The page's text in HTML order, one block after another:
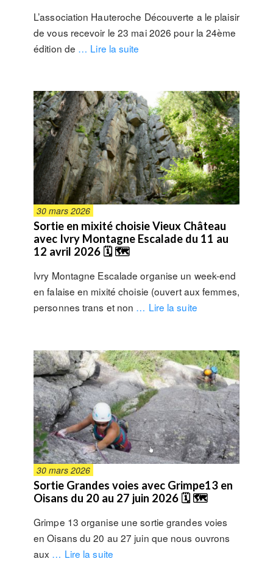
L’association Hauteroche Découverte a le plaisir
de vous recevoir le 23 mai 2026 pour la 24ème
édition de … Lire la suite
30 mars 2026
Sortie en mixité choisie Vieux Château
avec Ivry Montagne Escalade du 11 au
12 avril 2026 🗓 🗺
Ivry Montagne Escalade organise un week-end
en falaise en mixité choisie (ouvert aux femmes,
personnes trans et non … Lire la suite
30 mars 2026
Sortie Grandes voies avec Grimpe13 en
Oisans du 20 au 27 juin 2026 🗓 🗺
Grimpe 13 organise une sortie grandes voies
en Oisans du 20 au 27 juin que nous ouvrons
aux … Lire la suite